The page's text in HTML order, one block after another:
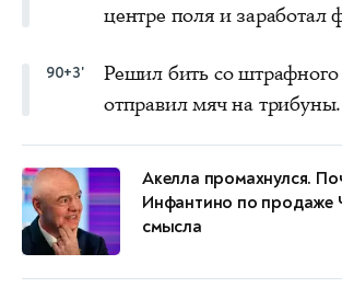
центре поля и заработал
90+3'
Решил бить со
отправил мяч на трибуны.
Акелла промахнулся.
Инфантино по продаже
смысла